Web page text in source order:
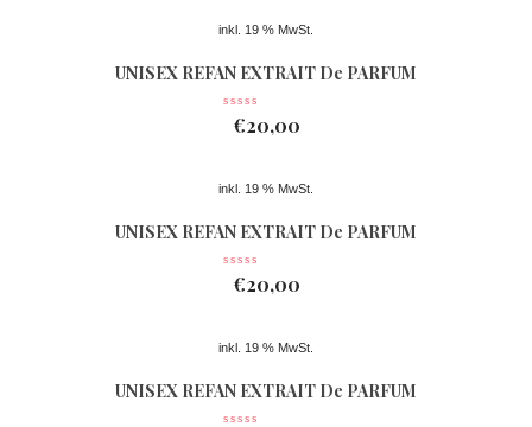
inkl. 19 % MwSt.
UNISEX REFAN EXTRAIT De PARFUM
Nr 361
€20,00
inkl. 19 % MwSt.
UNISEX REFAN EXTRAIT De PARFUM
Nr 362
€20,00
inkl. 19 % MwSt.
UNISEX REFAN EXTRAIT De PARFUM
Nr 074